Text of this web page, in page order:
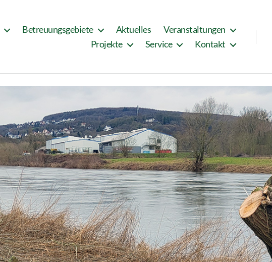
Betreuungsgebiete Aktuelles
Veranstaltungen
Projekte
Service Kontakt